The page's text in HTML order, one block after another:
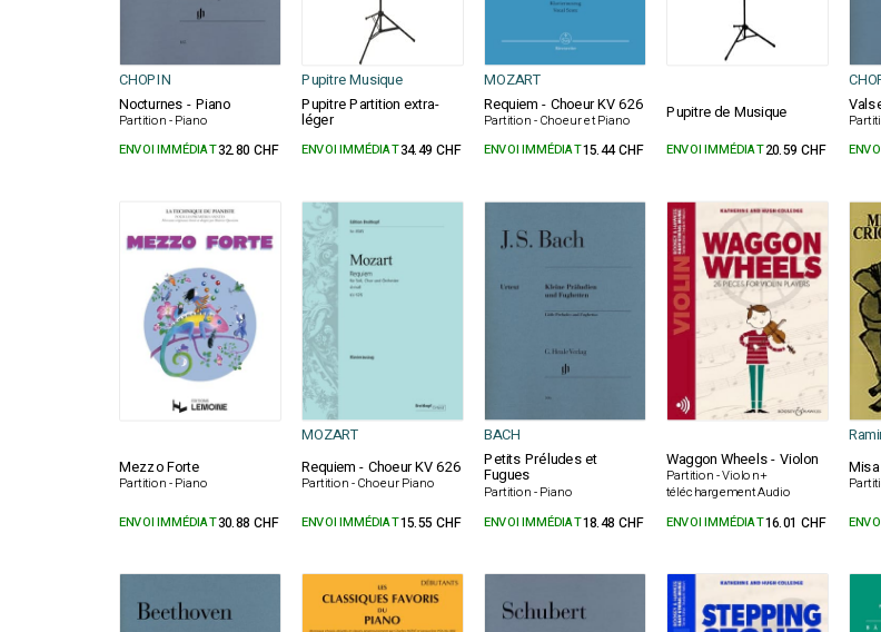
CHOPIN Pupitre Musique MOZART
Nocturnes - Piano
Partition - Piano
Pupitre Partition extra-
léger
Requiem - Choeur KV 626
Partition - Choeur et Piano Pupitre de Musique
ENVOI IMMÉDIAT32.80 CHF ENVOI IMMÉDIAT34.49 CHF ENVOI IMMÉDIAT15.44 CHF ENVOI IMMÉDIAT20.59 CHF
MOZART BACH
Mezzo Forte
Partition - Piano
Requiem - Choeur KV 626
Partition - Choeur Piano
Petits Préludes et
Fugues
Partition - Piano
Waggon Wheels - Violon
Partition - Violon +
téléchargement Audio
ENVOI IMMÉDIAT30.88 CHF ENVOI IMMÉDIAT15.55 CHF ENVOI IMMÉDIAT18.48 CHF ENVOI IMMÉDIAT16.01 CHF